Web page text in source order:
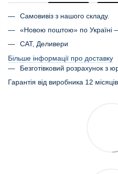
Самовивіз з нашого складу.
«Новою поштою» по Україні —
САТ, Деливери
Більше інформації про доставку
Безготівковий розрахунок з
Гарантія від виробника 12 місяців